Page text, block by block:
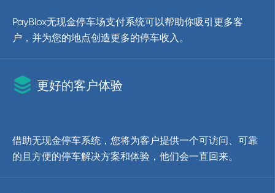
PayBlox无现金停车场支付系统可以帮助你吸引更多客
户，并为您的地点创造更多的停车收入。
 更好的客户体验
借助无现金停车系统，您将为客户提供一个可访问、可靠
的且方便的停车解决方案和体验，他们会一直回来。